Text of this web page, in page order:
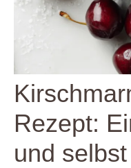
Rezept:
und